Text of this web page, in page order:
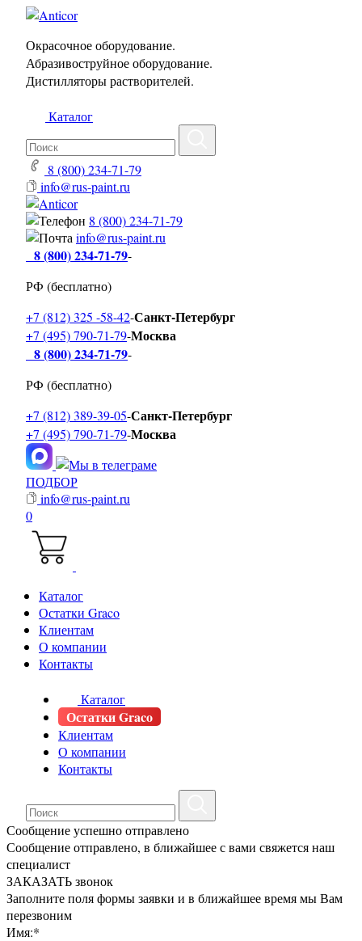
Окрасочное оборудование.
Абразивоструйное оборудование.
Дистилляторы растворителей.
Каталог
8 (800) 234-71-79
info@rus-paint.ru
8 (800) 234-71-79
info@rus-paint.ru
8 (800) 234-71-79-
РФ (бесплатно)
+7 (812) 325 -58-42-Санкт-Петербург
+7 (495) 790-71-79-Москва
8 (800) 234-71-79-
РФ (бесплатно)
+7 (812) 389-39-05-Санкт-Петербург
+7 (495) 790-71-79-Москва
ПОДБОР
info@rus-paint.ru
0
Каталог
Остатки Graco
Клиентам
О компании
Контакты
Каталог
Остатки Graco
Клиентам
О компании
Контакты
Сообщение успешно отправлено
Сообщение отправлено, в ближайшее с вами свяжется наш
специалист
ЗАКАЗАТЬ звонок
Заполните поля формы заявки и в ближайшее время мы Вам
перезвоним
Имя:*